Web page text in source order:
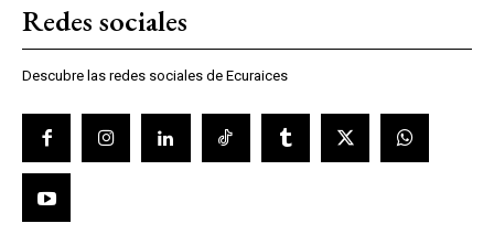
Redes sociales
Descubre las redes sociales de Ecuraices